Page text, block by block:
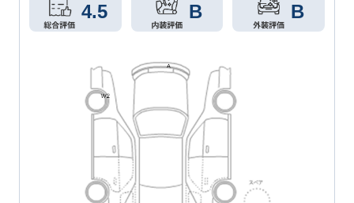
4.5 B B